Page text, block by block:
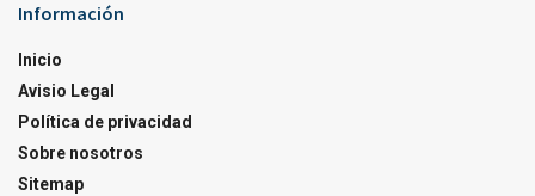
Información
Inicio
Avisio Legal
Política de privacidad
Sobre nosotros
Sitemap